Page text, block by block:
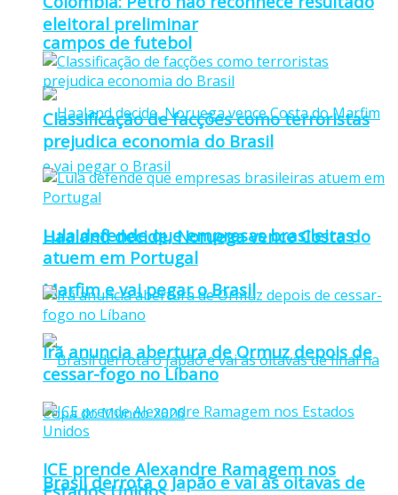
campos de futebol
Haaland decide, Noruega vence Costa do
Marfim e vai pegar o Brasil
Brasil derrota o Japão e vai às oitavas de
eleitoral preliminar
Classificação de facções como terroristas
prejudica economia do Brasil
Lula defende que empresas brasileiras
atuem em Portugal
Irã anuncia abertura de Ormuz depois de
cessar-fogo no Líbano
ICE prende Alexandre Ramagem nos